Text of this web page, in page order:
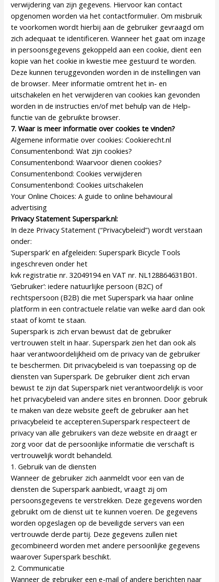
verwijdering van zijn gegevens. Hiervoor kan contact
opgenomen worden via het contactformulier. Om misbruik
te voorkomen wordt hierbij aan de gebruiker gevraagd om
zich adequaat te identificeren. Wanneer het gaat om inzage
in persoonsgegevens gekoppeld aan een cookie, dient een
kopie van het cookie in kwestie mee gestuurd te worden.
Deze kunnen teruggevonden worden in de instellingen van
de browser. Meer informatie omtrent het in- en
uitschakelen en het verwijderen van cookies kan gevonden
worden in de instructies en/of met behulp van de Help-
functie van de gebruikte browser.
7. Waar is meer informatie over cookies te vinden?
Algemene informatie over cookies: Cookierecht.nl
Consumentenbond: Wat zijn cookies?
Consumentenbond: Waarvoor dienen cookies?
Consumentenbond: Cookies verwijderen
Consumentenbond: Cookies uitschakelen
Your Online Choices: A guide to online behavioural
advertising
Privacy Statement Superspark.nl:
In deze Privacy Statement (“Privacybeleid”) wordt verstaan
onder:
‘Superspark’ en afgeleiden: Superspark Bicycle Tools
ingeschreven onder het
kvk registratie nr. 32049194 en VAT nr. NL128864631B01.
‘Gebruiker’: iedere natuurlijke persoon (B2C) of
rechtspersoon (B2B) die met Superspark via haar online
platform in een contractuele relatie van welke aard dan ook
staat of komt te staan.
Superspark is zich ervan bewust dat de gebruiker
vertrouwen stelt in haar. Superspark zien het dan ook als
haar verantwoordelijkheid om de privacy van de gebruiker
te beschermen. Dit privacybeleid is van toepassing op de
diensten van Superspark. De gebruiker dient zich ervan
bewust te zijn dat Superspark niet verantwoordelijk is voor
het privacybeleid van andere sites en bronnen. Door gebruik
te maken van deze website geeft de gebruiker aan het
privacybeleid te accepteren.Superspark respecteert de
privacy van alle gebruikers van deze website en draagt er
zorg voor dat de persoonlijke informatie die verschaft is
vertrouwelijk wordt behandeld.
1. Gebruik van de diensten
Wanneer de gebruiker zich aanmeldt voor een van de
diensten die Superspark aanbiedt, vraagt zij om
persoonsgegevens te verstrekken. Deze gegevens worden
gebruikt om de dienst uit te kunnen voeren. De gegevens
worden opgeslagen op de beveiligde servers van een
vertrouwde derde partij. Deze gegevens zullen niet
gecombineerd worden met andere persoonlijke gegevens
waarover Superspark beschikt.
2. Communicatie
Wanneer de gebruiker een e-mail of andere berichten naar